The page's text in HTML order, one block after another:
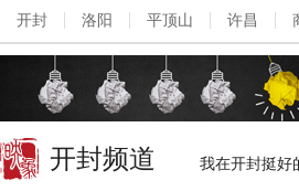
开封 洛阳 平顶山 许昌
开封频道 我在开封挺好